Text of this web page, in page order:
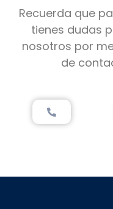
Recuerda que
tienes dudas
nosotros por
de